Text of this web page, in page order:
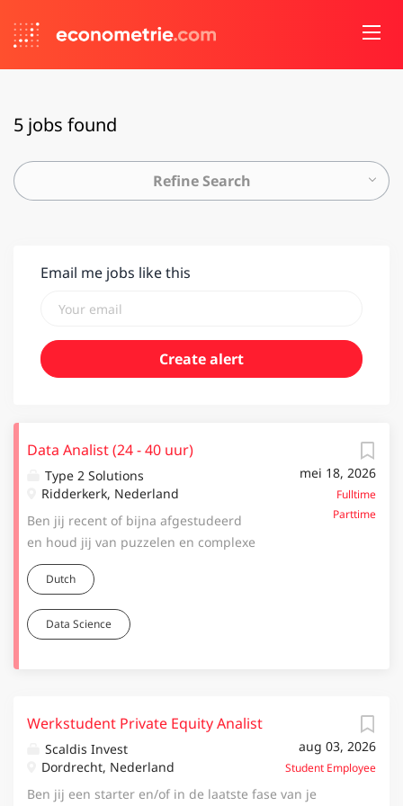
5 jobs found
Refine Search
Email me jobs like this
mei 18, 2026
Fulltime
Parttime
Data Analist (24 - 40 uur)
Type 2 Solutions
Ridderkerk, Nederland
Ben jij recent of bijna afgestudeerd
en houd jij van puzzelen en complexe
vraagstukken? Voor de versterking
van ons team zoeken wij een Junior
Data Analist ! Als Data Analist bij Type
2 Solutions houd je je bezig met
barcode labeling. Je werkt aan
meerdere projecten tegelijkertijd voor
onze klanten in de Levensmiddelen &
Drogisterij, Doe-het-zelf, Tuin & Dier,
Logistiek, Energie, Zorg en IT. Je
Dutch
Data Science
aug 03, 2026
Student Employee
Werkstudent Private Equity Analist
Scaldis Invest
Dordrecht, Nederland
Ben jij een starter en/of in de laatste fase van je